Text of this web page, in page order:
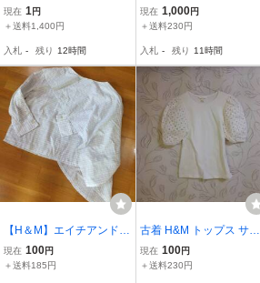
ク グレー レディース 綿1
00% サイズS
現在 1円
＋送料1,400円
入札 - 残り 12時間
柄ノースリーブシフォン
ブラウス/EUR34/マルチ
現在 1,000円
＋送料230円
入札 - 残り 11時間
【H＆M】エイチアンドエ
ム／デザインブラウス／
モード系／変形／ケープ
現在 100円
＋送料185円
古着 H&M トップス サイ
ズXS 137
現在 100円
＋送料230円